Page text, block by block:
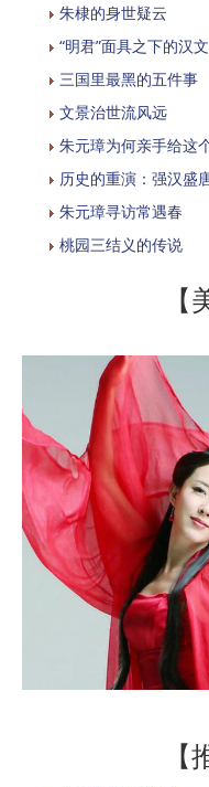
朱棣的身世疑云
“明君”面具之下的汉
三国里最黑的五件事
文景治世流风远
朱元璋为何亲手给这
历史的重演：强汉盛
朱元璋寻访常遇春
桃园三结义的传说